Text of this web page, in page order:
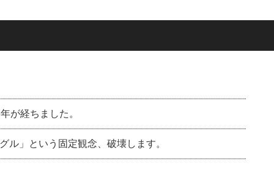
が経ちました。
ル」という固定観念、破壊します。